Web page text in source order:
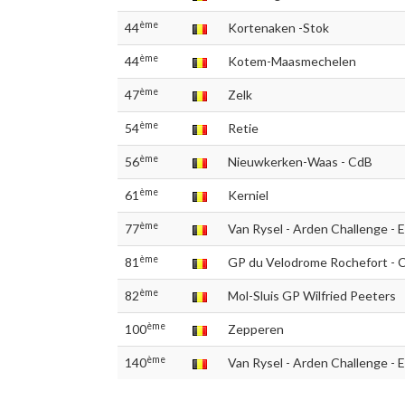
44ème Kortenaken -Stok
44ème Kotem-Maasmechelen
47ème Zelk
54ème Retie
56ème Nieuwkerken-Waas - CdB
61 ème Kerniel
77ème Van Rysel - Arden Challenge -
81 ème GP du Velodrome Rochefort -
82ème Mol-Sluis GP Wilfried Peeters
100ème Zepperen
140ème Van Rysel - Arden Challenge -